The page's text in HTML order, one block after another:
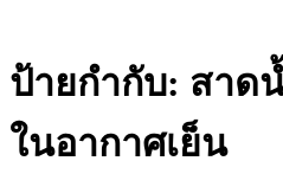
ป้ายกำกับ: สาด
ในอากาศเย็น